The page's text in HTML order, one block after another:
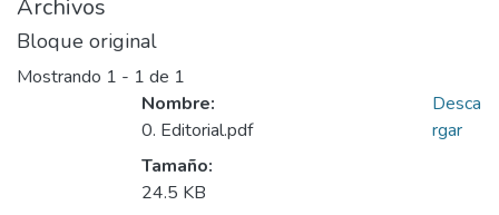
Archivos
Bloque original
Mostrando 1 - 1 de 1
Nombre:
0. Editorial.pdf
Tamaño:
24.5 KB
Desca
rgar